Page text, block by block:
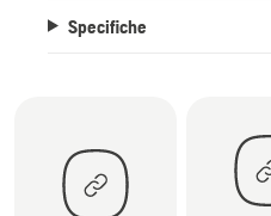
Specifiche